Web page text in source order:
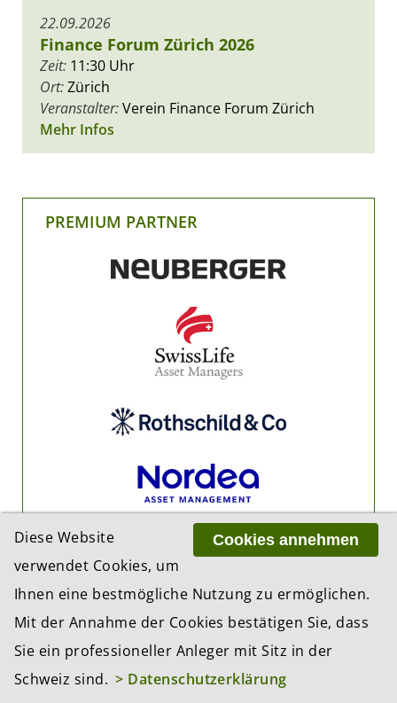
22.09.2026
Finance Forum Zürich 2026
Zeit: 11:30 Uhr
Ort:Zürich
Veranstalter:Verein Finance Forum Zürich
Mehr Infos
PREMIUM PARTNER
PARTNER
Cookies annehmen
Diese Website
verwendet Cookies, um
Ihnen eine bestmögliche Nutzung zu ermöglichen.
Mit der Annahme der Cookies bestätigen Sie, dass
Sie ein professioneller Anleger mit Sitz in der
Schweiz sind. > Datenschutzerklärung